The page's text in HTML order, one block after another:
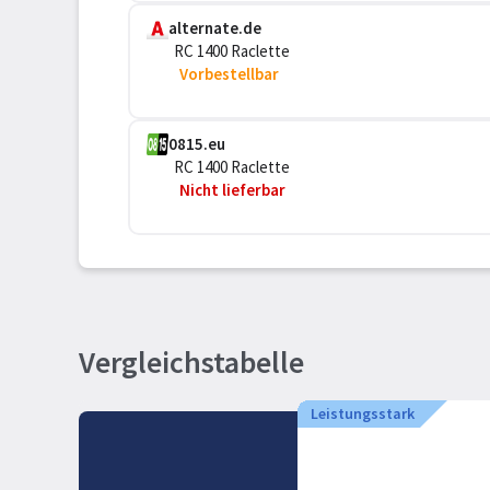
alternate.de
RC 1400 Raclette
Vorbestellbar
0815.eu
RC 1400 Raclette
Nicht lieferbar
Vergleichstabelle
Leistungsstark